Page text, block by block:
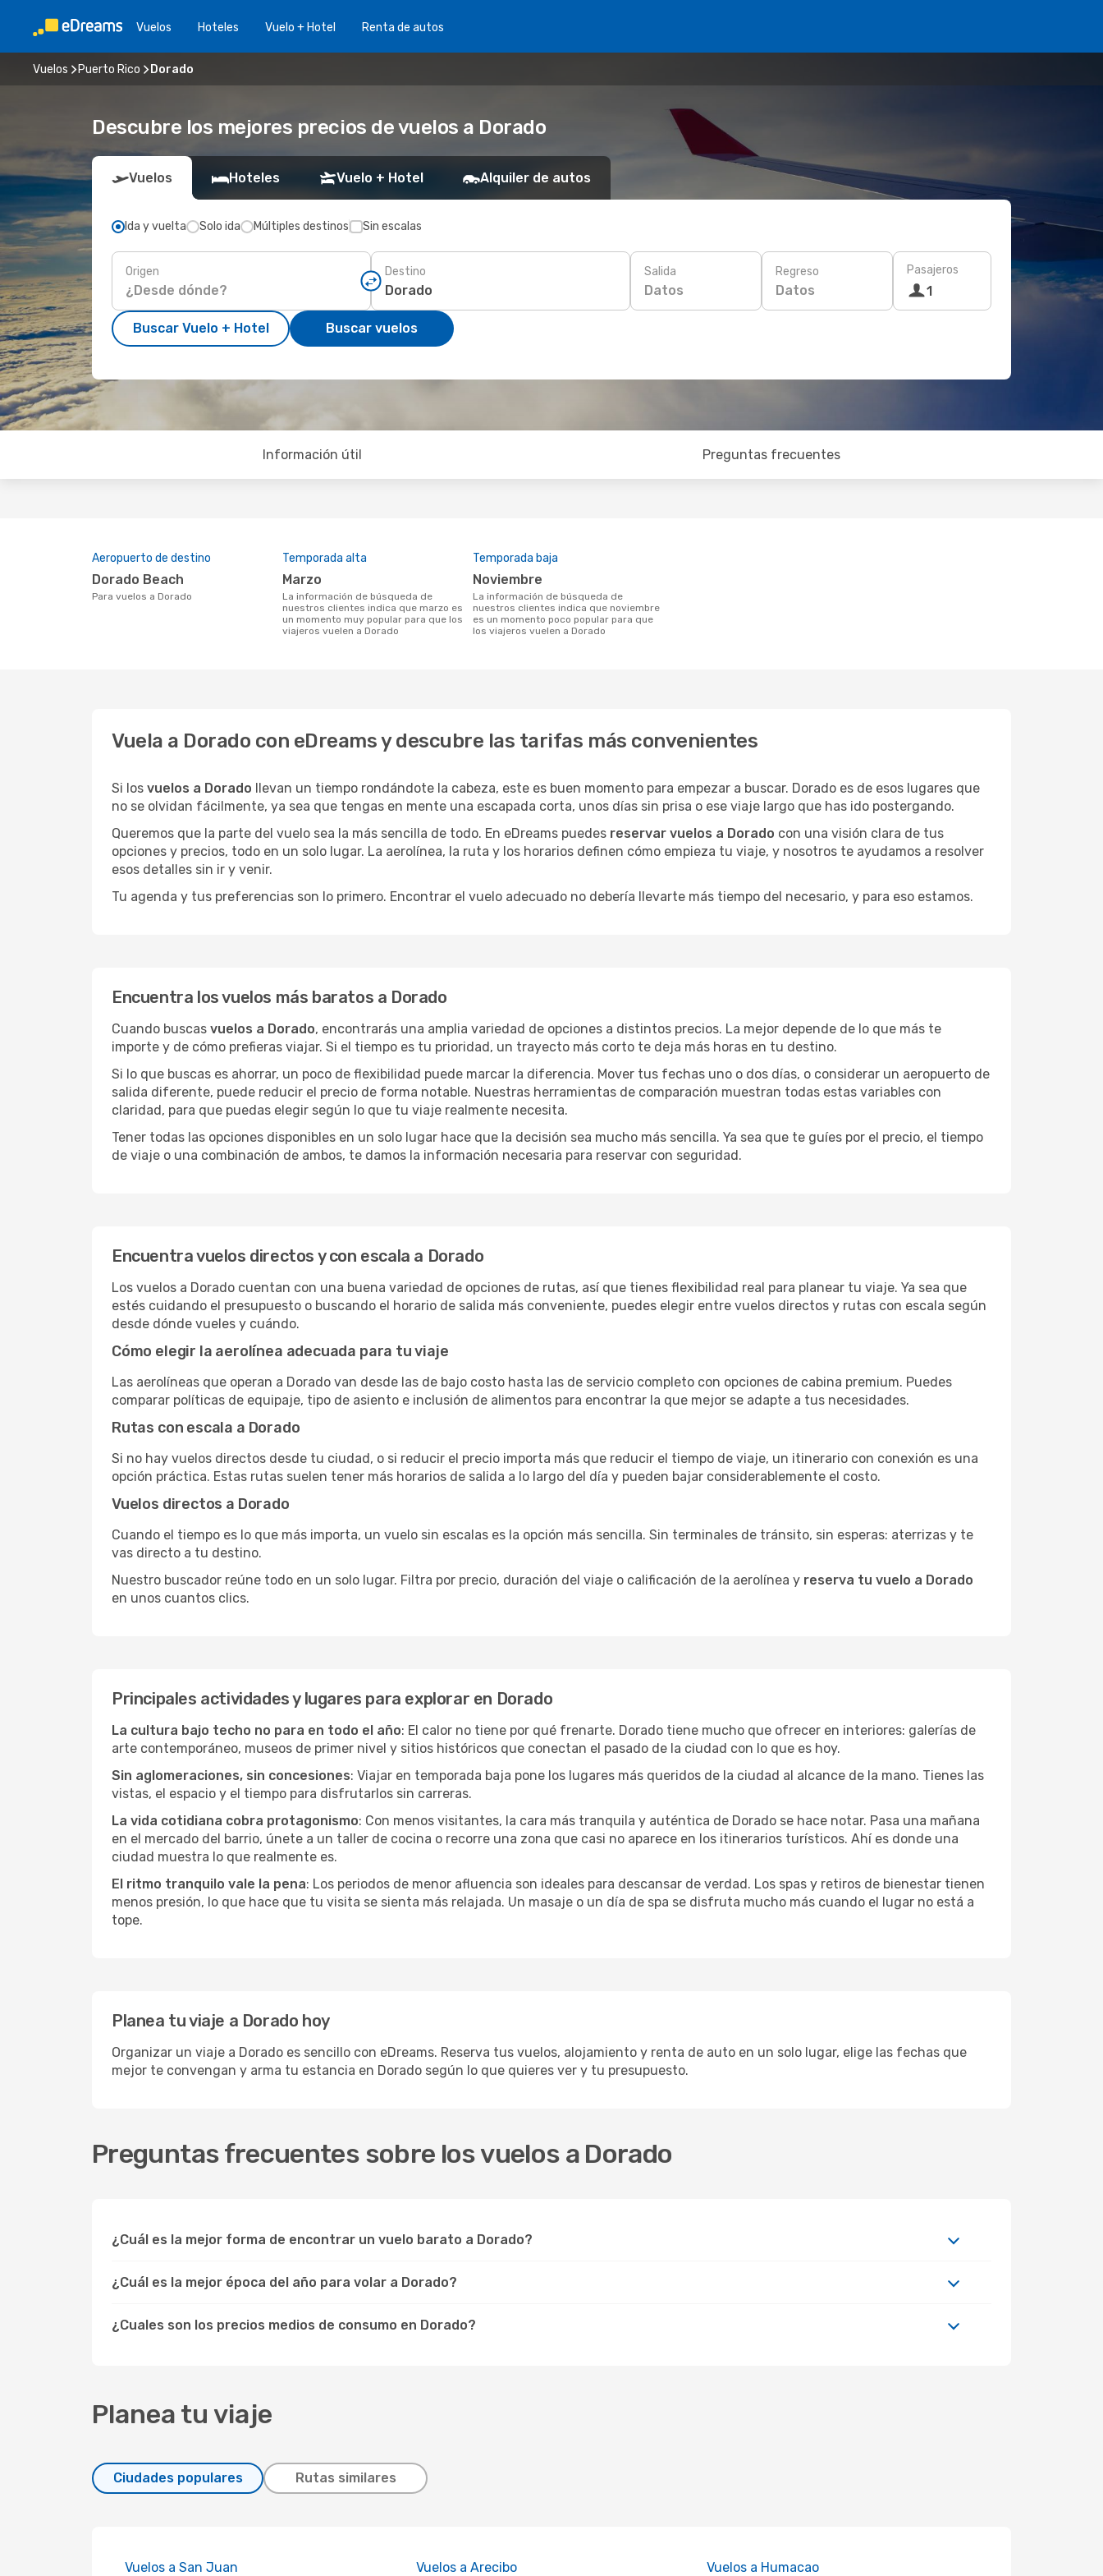
Vuelos Hoteles Vuelo + Hotel Renta de autos
Vuelos Puerto Rico Dorado
Descubre los mejores precios de vuelos a Dorado
Vuelos Hoteles Vuelo + Hotel Alquiler de autos
Ida y vuelta Solo ida Múltiples destinos Sin escalas
Origen Destino Salida
Datos
Regreso
Datos
Pasajeros
1
Buscar Vuelo + Hotel Buscar vuelos
Información útil Preguntas frecuentes
Aeropuerto de destino
Dorado Beach
Para vuelos a Dorado
Temporada alta
marzo
La información de búsqueda de
nuestros clientes indica que marzo es
un momento muy popular para que los
viajeros vuelen a Dorado
Temporada baja
noviembre
La información de búsqueda de
nuestros clientes indica que noviembre
es un momento poco popular para que
los viajeros vuelen a Dorado
Vuela a Dorado con eDreams y descubre las tarifas más convenientes
Si los vuelos a Dorado llevan un tiempo rondándote la cabeza, este es buen momento para empezar a buscar. Dorado es de esos lugares que
no se olvidan fácilmente, ya sea que tengas en mente una escapada corta, unos días sin prisa o ese viaje largo que has ido postergando.
Queremos que la parte del vuelo sea la más sencilla de todo. En eDreams puedes reservar vuelos a Dorado con una visión clara de tus
opciones y precios, todo en un solo lugar. La aerolínea, la ruta y los horarios definen cómo empieza tu viaje, y nosotros te ayudamos a resolver
esos detalles sin ir y venir.
Tu agenda y tus preferencias son lo primero. Encontrar el vuelo adecuado no debería llevarte más tiempo del necesario, y para eso estamos.
Encuentra los vuelos más baratos a Dorado
Cuando buscas vuelos a Dorado, encontrarás una amplia variedad de opciones a distintos precios. La mejor depende de lo que más te
importe y de cómo prefieras viajar. Si el tiempo es tu prioridad, un trayecto más corto te deja más horas en tu destino.
Si lo que buscas es ahorrar, un poco de flexibilidad puede marcar la diferencia. Mover tus fechas uno o dos días, o considerar un aeropuerto de
salida diferente, puede reducir el precio de forma notable. Nuestras herramientas de comparación muestran todas estas variables con
claridad, para que puedas elegir según lo que tu viaje realmente necesita.
Tener todas las opciones disponibles en un solo lugar hace que la decisión sea mucho más sencilla. Ya sea que te guíes por el precio, el tiempo
de viaje o una combinación de ambos, te damos la información necesaria para reservar con seguridad.
Encuentra vuelos directos y con escala a Dorado
Los vuelos a Dorado cuentan con una buena variedad de opciones de rutas, así que tienes flexibilidad real para planear tu viaje. Ya sea que
estés cuidando el presupuesto o buscando el horario de salida más conveniente, puedes elegir entre vuelos directos y rutas con escala según
desde dónde vueles y cuándo.
Cómo elegir la aerolínea adecuada para tu viaje
Las aerolíneas que operan a Dorado van desde las de bajo costo hasta las de servicio completo con opciones de cabina premium. Puedes
comparar políticas de equipaje, tipo de asiento e inclusión de alimentos para encontrar la que mejor se adapte a tus necesidades.
Rutas con escala a Dorado
Si no hay vuelos directos desde tu ciudad, o si reducir el precio importa más que reducir el tiempo de viaje, un itinerario con conexión es una
opción práctica. Estas rutas suelen tener más horarios de salida a lo largo del día y pueden bajar considerablemente el costo.
Vuelos directos a Dorado
Cuando el tiempo es lo que más importa, un vuelo sin escalas es la opción más sencilla. Sin terminales de tránsito, sin esperas: aterrizas y te
vas directo a tu destino.
Nuestro buscador reúne todo en un solo lugar. Filtra por precio, duración del viaje o calificación de la aerolínea y reserva tu vuelo a Dorado
en unos cuantos clics.
Principales actividades y lugares para explorar en Dorado
La cultura bajo techo no para en todo el año: El calor no tiene por qué frenarte. Dorado tiene mucho que ofrecer en interiores: galerías de
arte contemporáneo, museos de primer nivel y sitios históricos que conectan el pasado de la ciudad con lo que es hoy.
Sin aglomeraciones, sin concesiones: Viajar en temporada baja pone los lugares más queridos de la ciudad al alcance de la mano. Tienes las
vistas, el espacio y el tiempo para disfrutarlos sin carreras.
La vida cotidiana cobra protagonismo: Con menos visitantes, la cara más tranquila y auténtica de Dorado se hace notar. Pasa una mañana
en el mercado del barrio, únete a un taller de cocina o recorre una zona que casi no aparece en los itinerarios turísticos. Ahí es donde una
ciudad muestra lo que realmente es.
El ritmo tranquilo vale la pena: Los periodos de menor afluencia son ideales para descansar de verdad. Los spas y retiros de bienestar tienen
menos presión, lo que hace que tu visita se sienta más relajada. Un masaje o un día de spa se disfruta mucho más cuando el lugar no está a
tope.
Planea tu viaje a Dorado hoy
Organizar un viaje a Dorado es sencillo con eDreams. Reserva tus vuelos, alojamiento y renta de auto en un solo lugar, elige las fechas que
mejor te convengan y arma tu estancia en Dorado según lo que quieres ver y tu presupuesto.
Preguntas frecuentes sobre los vuelos a Dorado
¿Cuál es la mejor forma de encontrar un vuelo barato a Dorado?
¿Cuál es la mejor época del año para volar a Dorado?
¿Cuales son los precios medios de consumo en Dorado?
Planea tu viaje
Ciudades populares Rutas similares
Vuelos a San Juan Vuelos a Arecibo Vuelos a Humacao